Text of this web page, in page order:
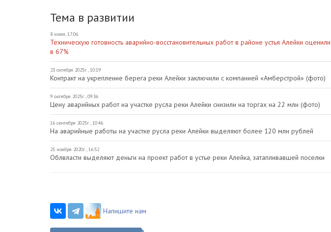
Тема в развитии
8 июля, 17:06
Техническую готовность аварийно-восстановительных работ в районе устья Алейки оценили
в 67%
23 октября 2025г., 10:19
Контракт на укрепление берега реки Алейки заключили с компанией «Амберстрой» (фото)
9 октября 2025г., 09:36
Цену аварийных работ на участке русла реки Алейки снизили на торгах на 22 млн (фото)
16 сентября 2025г., 10:46
На аварийные работы на участке русла реки Алейки выделяют более 120 млн рублей
25 ноября 2020г., 16:52
Облвласти выделяют деньги на проект работ в устье реки Алейка, затапливавшей поселки
Напишите нам